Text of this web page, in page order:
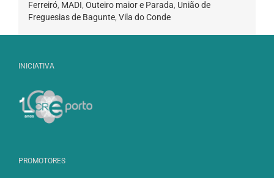
Ferreiró, MADI, Outeiro maior e Parada, União de
Freguesias de Bagunte, Vila do Conde
INICIATIVA
PROMOTORES